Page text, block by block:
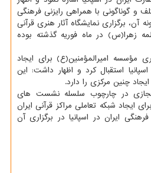
و گوناگونی با همراهی رایزنی فرهنگی
آن، برگزاری نمایشگاه آثار هنری قرآنی
زهرا(س) در ماه فوریه گذشته بوده
مؤسسه امیرالمؤمنین(ع) برای ایجاد
استقبال کرد و اظهار داشت: این
چنین مرکزی را دارد.
در چارچوب سلسله نشست های
ایجاد شبکه تعاملی مراکز قرآنی ایران
ایران در اسپانیا در برگزاری آن